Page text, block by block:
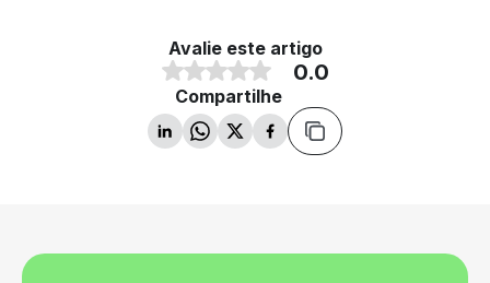
Avalie este artigo
0.0
Compartilhe